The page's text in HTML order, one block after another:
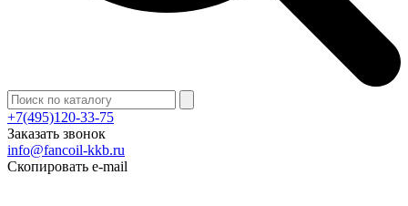
+7(495)120-33-75
Заказать звонок
info@fancoil-kkb.ru
Скопировать e-mail